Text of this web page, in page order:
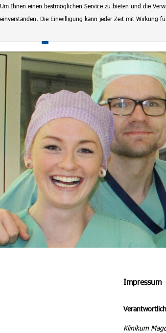
Um Ihnen einen bestmöglichen Service zu bieten und die
einverstanden. Die Einwilligung kann jeder Zeit mit Wirkung
Klinikum
Impressum
Klinikum